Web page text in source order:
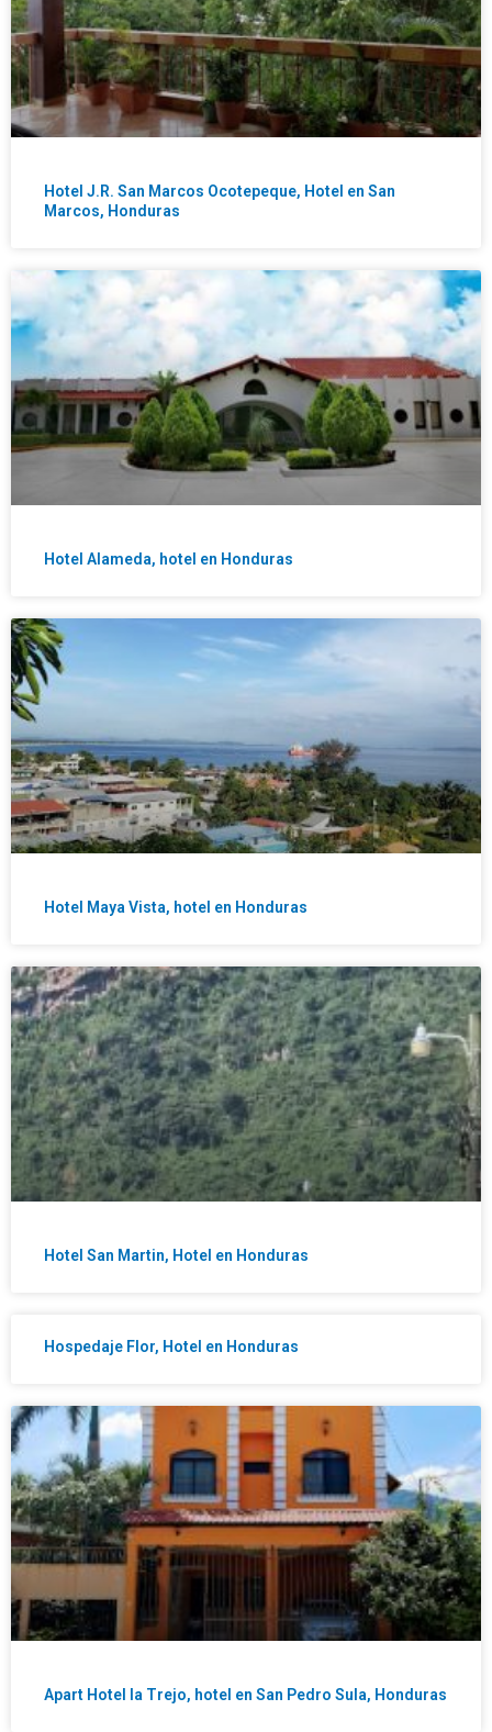
Hotel J.R. San Marcos Ocotepeque, Hotel en San
Marcos, Honduras
Hotel Alameda, hotel en Honduras
Hotel Maya Vista, hotel en Honduras
Hotel San Martin, Hotel en Honduras
Hospedaje Flor, Hotel en Honduras
Apart Hotel la Trejo, hotel en San Pedro Sula, Honduras